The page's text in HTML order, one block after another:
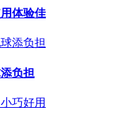
体验佳
负担